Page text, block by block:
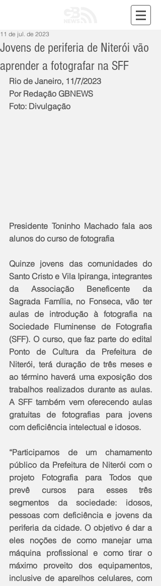
Jovens de periferia de Niterói vão
aprender a fotografar na SFF
11 de jul. de 2023
Rio de Janeiro, 11/7/2023
Por Redação GBNEWS
Foto: Divulgação
Presidente Toninho Machado fala aos
alunos do curso de fotografia
Quinze jovens das comunidades do
Santo Cristo e Vila Ipiranga, integrantes
da Associação Beneficente da
Sagrada Família, no Fonseca, vão ter
aulas de introdução à fotografia na
Sociedade Fluminense de Fotografia
(SFF). O curso, que faz parte do edital
Ponto de Cultura da Prefeitura de
Niterói, terá duração de três meses e
ao término haverá uma exposição dos
trabalhos realizados durante as aulas.
A SFF também vem oferecendo aulas
gratuitas de fotografias para jovens
com deficiência intelectual e idosos.
“Participamos de um chamamento
público da Prefeitura de Niterói com o
projeto Fotografia para Todos que
prevê cursos para esses três
segmentos da sociedade: idosos,
pessoas com deficiência e jovens da
periferia da cidade. O objetivo é dar a
eles noções de como manejar uma
máquina profissional e como tirar o
máximo proveito dos equipamentos,
inclusive de aparelhos celulares, com